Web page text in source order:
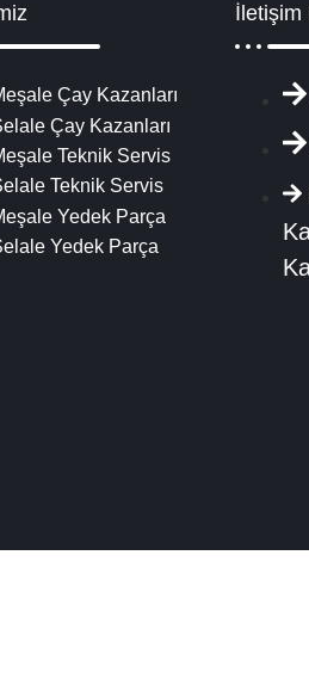
Çay Kazanları
Çay Kazanları
Teknik Servis
Teknik Servis
Yedek Parça
Yedek Parça
İletişim